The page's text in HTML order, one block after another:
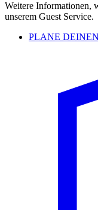
Weitere Informationen,
unserem Guest Service.
PLANE